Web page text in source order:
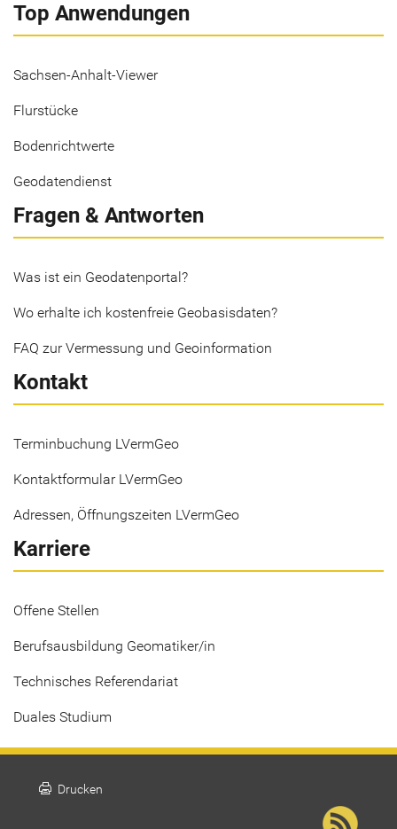
Top Anwendungen
Sachsen-Anhalt-Viewer
Flurstücke
Bodenrichtwerte
Geodatendienst
Fragen & Antworten
Was ist ein Geodatenportal?
Wo erhalte ich kostenfreie Geobasisdaten?
FAQ zur Vermessung und Geoinformation
Kontakt
Terminbuchung LVermGeo
Kontaktformular LVermGeo
Adressen, Öffnungszeiten LVermGeo
Karriere
Offene Stellen
Berufsausbildung Geomatiker/in
Technisches Referendariat
Duales Studium
print Drucken